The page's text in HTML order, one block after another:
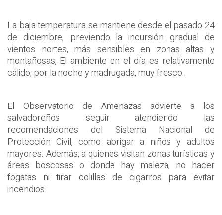
La baja temperatura se mantiene desde el pasado 24
de diciembre, previendo la incursión gradual de
vientos nortes, más sensibles en zonas altas y
montañosas, El ambiente en el día es relativamente
cálido; por la noche y madrugada, muy fresco.
El Observatorio de Amenazas advierte a los
salvadoreños seguir atendiendo las
recomendaciones del Sistema Nacional de
Protección Civil, como abrigar a niños y adultos
mayores. Además, a quienes visitan zonas turísticas y
áreas boscosas o donde hay maleza, no hacer
fogatas ni tirar colillas de cigarros para evitar
incendios.